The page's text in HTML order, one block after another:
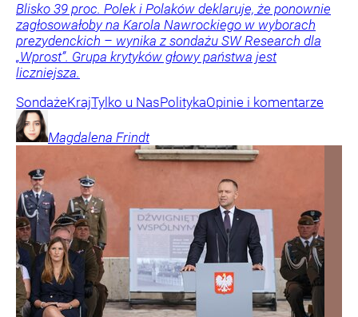
Blisko 39 proc. Polek i Polaków deklaruje, że ponownie
zagłosowałoby na Karola Nawrockiego w wyborach
prezydenckich – wynika z sondażu SW Research dla
„Wprost”. Grupa krytyków głowy państwa jest
liczniejsza.
SondażeKrajTylko u NasPolitykaOpinie i komentarze
Magdalena Frindt